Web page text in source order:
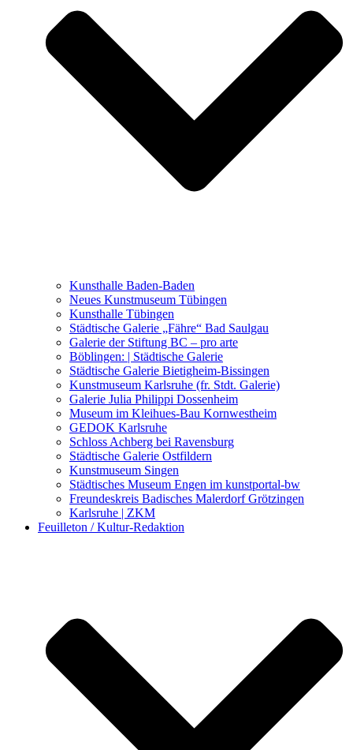
Was seither geschah
Kunstwettbewerbe, Ausschreibungen für Künstler
Kunsthalle Baden-Baden
Neues Kunstmuseum Tübingen
Kunsthalle Tübingen
Städtische Galerie „Fähre“ Bad Saulgau
Galerie der Stiftung BC – pro arte
Böblingen: | Städtische Galerie
Städtische Galerie Bietigheim-Bissingen
Kunstmuseum Karlsruhe (fr. Stdt. Galerie)
Galerie Julia Philippi Dossenheim
Museum im Kleihues-Bau Kornwestheim
GEDOK Karlsruhe
Schloss Achberg bei Ravensburg
Städtische Galerie Ostfildern
Kunstmuseum Singen
Städtisches Museum Engen im kunstportal-bw
Freundeskreis Badisches Malerdorf Grötzingen
Karlsruhe | ZKM
Feuilleton / Kultur-Redaktion